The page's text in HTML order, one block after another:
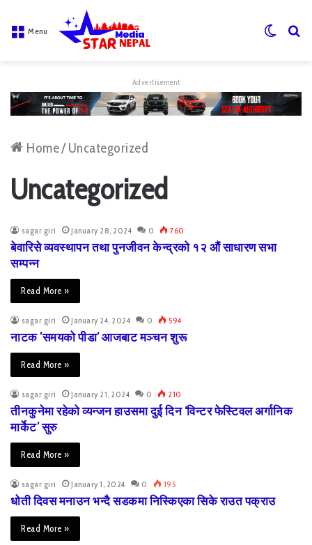
Menu
Switch
Advertisement
Home/Uncategorized
Uncategorized
sagar giri January 28, 2024 0 760
बेवारिसे व्यवस्थापन तथा पुनजीवन केन्द्रको १२ औं साधारण सभा
सम्पन्न
Read More »
sagar giri January 24, 2024 0 594
नाटक ’समयको पीडा’ आजबाट मञ्चन शुरू
Read More »
sagar giri January 21, 2024 0 210
तीनकुनेमा रहेको व्यन्जन हाउसमा दुई दिन ‘विन्टर फेस्टिवल अर्गानिक
मार्केट’ सुरु
Read More »
sagar giri January 1, 2024 0 195
धोती दिवस मनाउन भन्दै सडकमा निस्किएका सिके राउत पक्राउ
Read More »